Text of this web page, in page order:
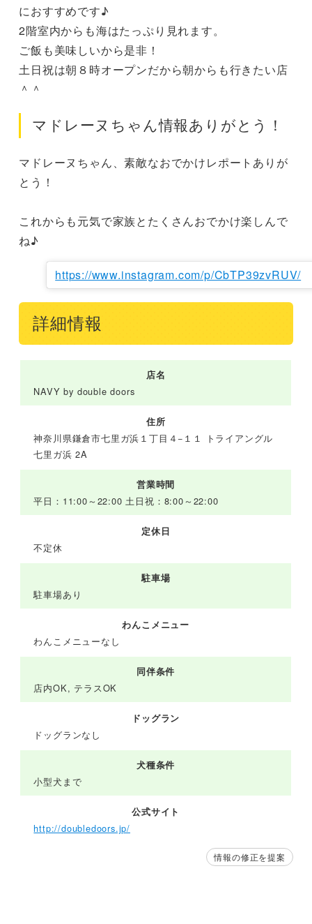
におすすめです♪
2階室内からも海はたっぷり見れます。
ご飯も美味しいから是非！
土日祝は朝８時オープンだから朝からも行きたい店
＾＾
マドレーヌちゃん情報ありがとう！
マドレーヌちゃん、素敵なおでかけレポートありが
とう！
これからも元気で家族とたくさんおでかけ楽しんで
ね♪
https://www.instagram.com/p/CbTP39zvRUV/
詳細情報
店名
NAVY by double doors
住所
神奈川県鎌倉市七里ガ浜１丁目４−１１ トライアングル
七里ガ浜 2A
営業時間
平日：11:00～22:00 土日祝：8:00～22:00
定休日
不定休
駐車場
駐車場あり
わんこメニュー
わんこメニューなし
同伴条件
店内OK, テラスOK
ドッグラン
ドッグランなし
犬種条件
小型犬まで
公式サイト
http://doubledoors.jp/
情報の修正を提案